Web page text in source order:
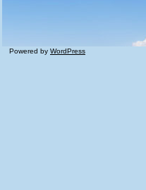
Powered by WordPress